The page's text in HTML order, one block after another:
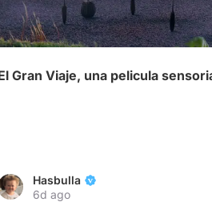
Gran Viaje, una pelicula
Hasbulla
6d ago